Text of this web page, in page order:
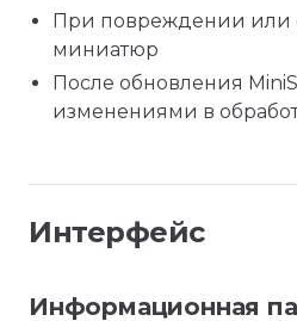
При повреждении или
миниатюр
После обновления
изменениями в
Интерфейс
Информационная